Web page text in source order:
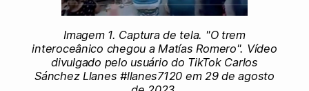
Imagem 1. Captura de tela. "O trem
interoceânico chegou a Matías Romero". Vídeo
divulgado pelo usuário do TikTok Carlos
Sánchez Llanes #llanes7120 em 29 de agosto